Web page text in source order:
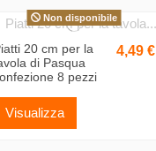
Non disponibile
20 cm per la
di Pasqua
8 pezzi
4,49 €
Visualizza